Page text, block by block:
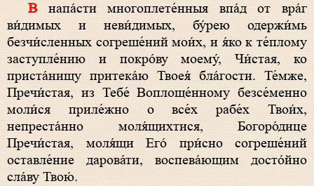
В напа́сти многоплете́нныя впа́д от вра́г
ви́димых и неви́димых, бу́рею одержи́мь
безчи́сленных согреше́ний мои́х, и я́ко к те́плому
заступле́нию и покро́ву моему́, Чи́стая, ко
приста́нищу притека́ю Твоея́ бла́гости. Те́мже,
Пречи́стая, из Тебе́ Воплоще́нному безсе́менно
моли́ся приле́жно о все́х рабе́х Твои́х,
непреста́нно моля́щихтися, Богоро́дице
Пречи́стая, моля́щи Его́ при́сно согреше́ний
оставле́ние дарова́ти, воспева́ющим досто́йно
сла́ву Твою́.